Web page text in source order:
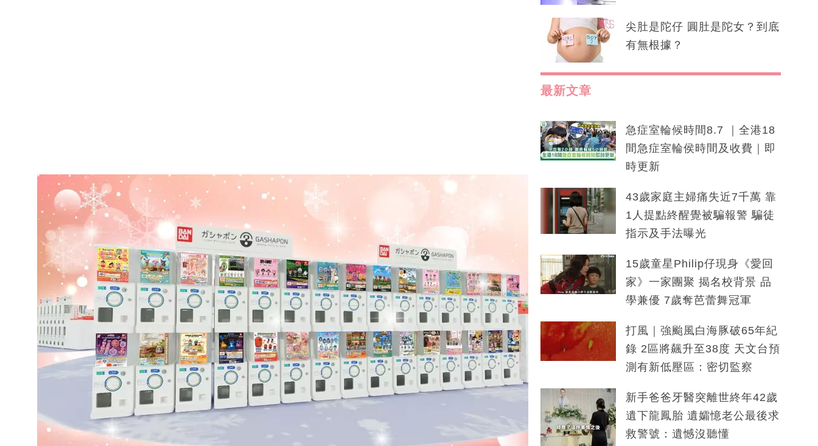
尖肚是陀仔 圓肚是陀女？到底
有無根據？
最新文章
急症室輪候時間8.7 ｜全港18
間急症室輪侯時間及收費｜即
時更新
43歲家庭主婦痛失近7千萬 靠
1人提點終醒覺被騙報警 騙徒
指示及手法曝光
15歲童星Philip仔現身《愛回
家》一家團聚 揭名校背景 品
學兼優 7歲奪芭蕾舞冠軍
打風｜強颱風白海豚破65年紀
錄 2區將飆升至38度 天文台預
測有新低壓區：密切監察
新手爸爸牙醫突離世終年42歲
遺下龍鳳胎 遺孀憶老公最後求
救警號：遺憾沒聽懂